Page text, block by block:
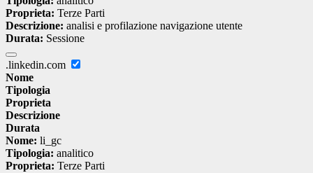
Proprieta: Terze Parti
Descrizione: analisi e profilazione navigazione utente
Durata: Sessione
.linkedin.com
Nome
Tipologia
Proprieta
Descrizione
Durata
Nome: li_gc
Tipologia: analitico
Proprieta: Terze Parti